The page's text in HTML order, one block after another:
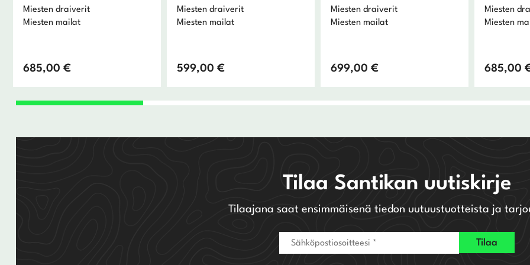
Miesten draiverit
Miesten mailat
685,00 €
Miesten draiverit
Miesten mailat
599,00 €
Miesten draiverit
Miesten mailat
699,00 €
Miesten
Miesten
685,00
Tilaa Santikan uutiskirje
Tilaajana saat ensimmäisenä tiedon uutuustuotteista ja